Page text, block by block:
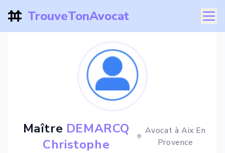
TrouveTonAvocat
Maître DEMARCQ
Christophe
Avocat àAix En
Provence